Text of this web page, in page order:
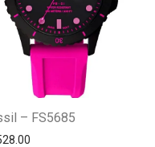
– FS5685